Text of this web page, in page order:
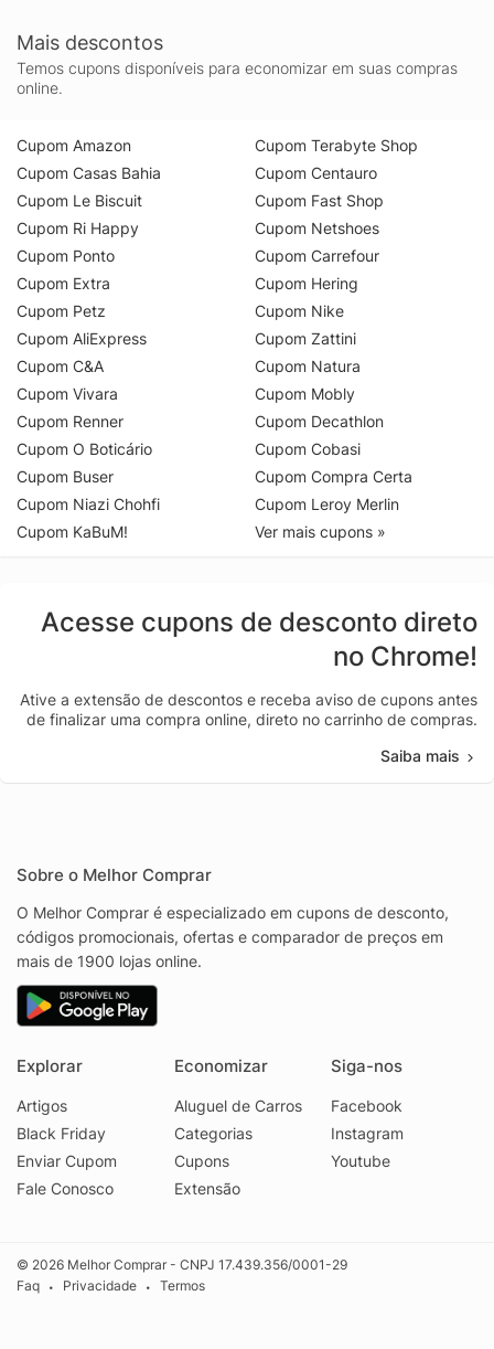
Mais descontos
Temos cupons disponíveis para economizar em suas compras
online.
Cupom Amazon
Cupom Casas Bahia
Cupom Le Biscuit
Cupom Ri Happy
Cupom Ponto
Cupom Extra
Cupom Petz
Cupom AliExpress
Cupom C&A
Cupom Vivara
Cupom Renner
Cupom O Boticário
Cupom Buser
Cupom Niazi Chohfi
Cupom KaBuM!
Cupom Terabyte Shop
Cupom Centauro
Cupom Fast Shop
Cupom Netshoes
Cupom Carrefour
Cupom Hering
Cupom Nike
Cupom Zattini
Cupom Natura
Cupom Mobly
Cupom Decathlon
Cupom Cobasi
Cupom Compra Certa
Cupom Leroy Merlin
Ver mais cupons »
Acesse cupons de desconto direto
no Chrome!
Ative a extensão de descontos e receba aviso de cupons antes
de finalizar uma compra online, direto no carrinho de compras.
Saiba mais
Sobre o Melhor Comprar
O Melhor Comprar é especializado em cupons de desconto,
códigos promocionais, ofertas e comparador de preços em
mais de 1900 lojas online.
Explorar
Artigos
Black Friday
Enviar Cupom
Fale Conosco
Economizar
Aluguel de Carros
Categorias
Cupons
Extensão
Siga-nos
Facebook
Instagram
Youtube
© 2026 Melhor Comprar - CNPJ 17.439.356/0001-29
Faq
• Privacidade • Termos